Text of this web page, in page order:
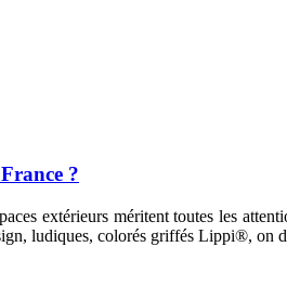
?
extérieurs méritent toutes les
ludiques, colorés griffés Lippi®, on